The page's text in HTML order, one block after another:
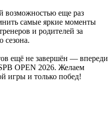
возможностью еще раз
самые яркие моменты
и родителей за
сезона.
ещё не завершён — впереди
OPEN 2026. Желаем
игры и только побед!